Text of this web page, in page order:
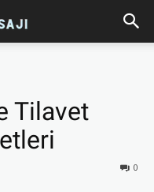
Tilavet
0